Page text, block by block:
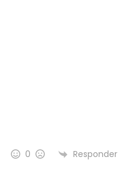
0 Responder